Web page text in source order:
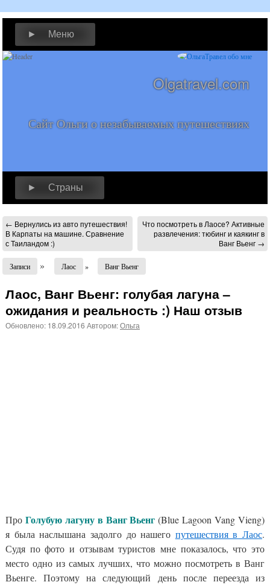
► Меню
Olgatravel.com
Сайт Ольги о незабываемых путешествиях
► Страны
← Вернулись из авто путешествия!
В Карпаты на машине. Сравнение
с Таиландом :)
Что посмотреть в Лаосе? Активные
развлечения: тюбинг и каякинг в
Ванг Вьенг →
Записи » Лаос » Ванг Вьенг
Лаос, Ванг Вьенг: голубая лагуна –
ожидания и реальность :) Наш отзыв
Обновлено: 18.09.2016 Автором:Ольга
Про Голубую лагуну в Ванг Вьенг(Blue Lagoon Vang Vieng)
я была наслышана задолго до нашего путешествия в Лаос.
Судя по фото и отзывам туристов мне показалось, что это
место одно из самых лучших, что можно посмотреть в Ванг
Вьенге. Поэтому на следующий день после переезда из